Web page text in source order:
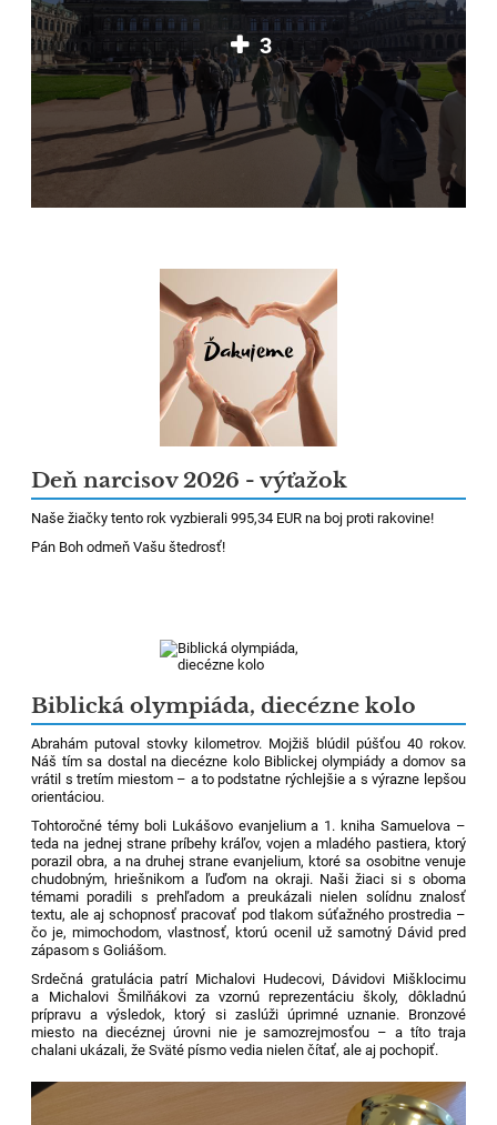
3
Deň narcisov 2026 - výťažok
Naše žiačky tento rok vyzbierali 995,34 EUR na boj proti rakovine!
Pán Boh odmeň Vašu štedrosť!
Biblická olympiáda, diecézne kolo
Abrahám putoval stovky kilometrov. Mojžiš blúdil púšťou 40 rokov.
Náš tím sa dostal na diecézne kolo Biblickej olympiády a domov sa
vrátil s tretím miestom – a to podstatne rýchlejšie a s výrazne lepšou
orientáciou.
Tohtoročné témy boli Lukášovo evanjelium a 1. kniha Samuelova –
teda na jednej strane príbehy kráľov, vojen a mladého pastiera, ktorý
porazil obra, a na druhej strane evanjelium, ktoré sa osobitne venuje
chudobným, hriešnikom a ľuďom na okraji. Naši žiaci si s oboma
témami poradili s prehľadom a preukázali nielen solídnu znalosť
textu, ale aj schopnosť pracovať pod tlakom súťažného prostredia –
čo je, mimochodom, vlastnosť, ktorú ocenil už samotný Dávid pred
zápasom s Goliášom.
Srdečná gratulácia patrí Michalovi Hudecovi, Dávidovi Mišklocimu
a Michalovi Šmilňákovi za vzornú reprezentáciu školy, dôkladnú
prípravu a výsledok, ktorý si zaslúži úprimné uznanie. Bronzové
miesto na diecéznej úrovni nie je samozrejmosťou – a títo traja
chalani ukázali, že Sväté písmo vedia nielen čítať, ale aj pochopiť.